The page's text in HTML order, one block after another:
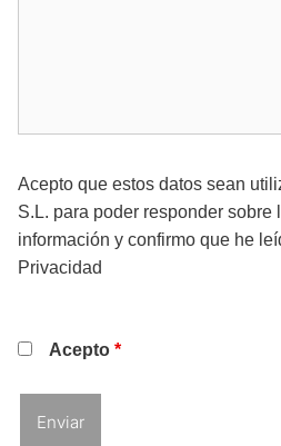
Acepto que estos datos sean
S.L. para poder responder sobre
información y confirmo que he
Privacidad
Acepto*